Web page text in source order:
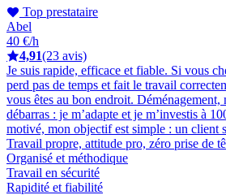
Top prestataire
Abel
40 €/h
4,91(23 avis)
Je suis rapide, efficace et fiable. Si vous
perd pas de temps et fait le travail
vous êtes au bon endroit. Déménagement,
débarras : je m’adapte et je m’investis à
motivé, mon objectif est simple : un client
Travail propre, attitude pro, zéro prise de
Organisé et méthodique
Travail en sécurité
Rapidité et fiabilité